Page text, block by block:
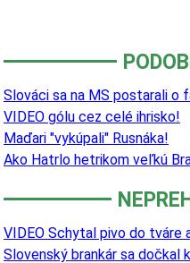
Slováci sa na MS postarali o
VIDEO gólu cez celé ihrisko!
Maďari "vykúpali" Rusnáka!
Ako Hatrlo hetrikom veľkú
VIDEO Schytal pivo do tváre
Slovenský brankár sa dočkal